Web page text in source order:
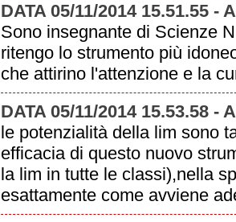
DATA 05/11/2014 15.51.55 -
Sono insegnante di Scienze
ritengo lo strumento più
che attirino l'attenzione e la
DATA 05/11/2014 15.53.58 -
le potenzialità della lim sono
efficacia di questo nuovo
la lim in tutte le classi),nella
esattamente come avviene